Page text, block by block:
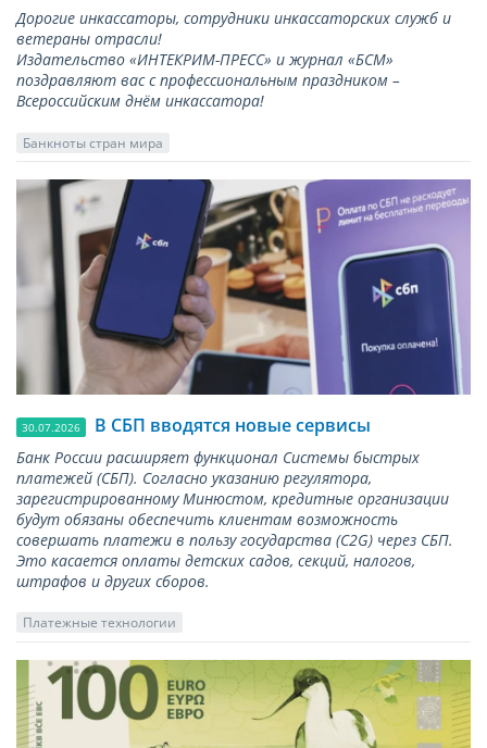
Дорогие инкассаторы, сотрудники инкассаторских служб и
ветераны отрасли!
Издательство «ИНТЕКРИМ-ПРЕСС» и журнал «БСМ»
поздравляют вас с профессиональным праздником –
Всероссийским днём инкассатора!
Банкноты стран мира
30.07.2026 В СБП вводятся новые сервисы
Банк России расширяет функционал Системы быстрых
платежей (СБП). Согласно указанию регулятора,
зарегистрированному Минюстом, кредитные организации
будут обязаны обеспечить клиентам возможность
совершать платежи в пользу государства (С2G) через СБП.
Это касается оплаты детских садов, секций, налогов,
штрафов и других сборов.
Платежные технологии